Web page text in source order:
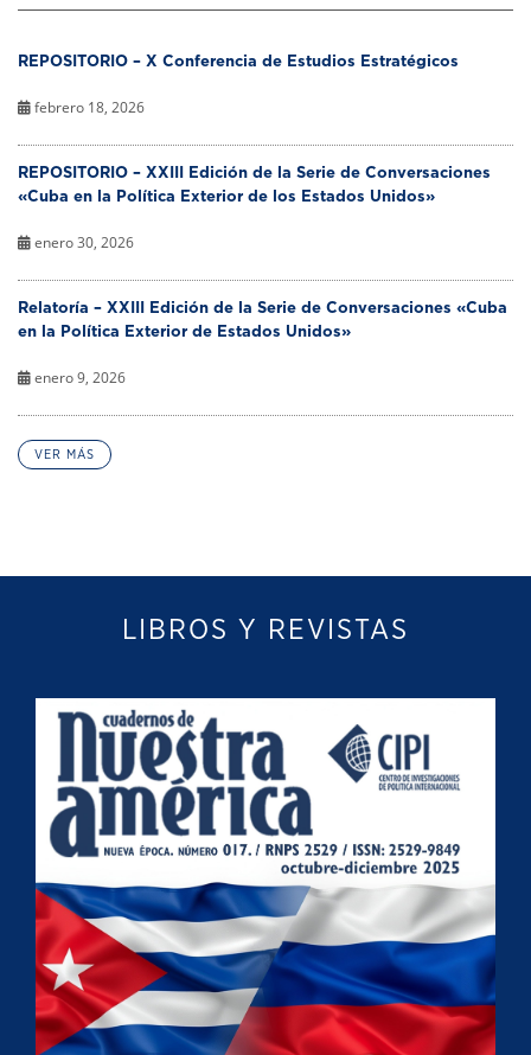
REPOSITORIO – X Conferencia de Estudios Estratégicos
febrero 18, 2026
REPOSITORIO – XXIII Edición de la Serie de Conversaciones
«Cuba en la Política Exterior de los Estados Unidos»
enero 30, 2026
Relatoría – XXIII Edición de la Serie de Conversaciones «Cuba
en la Política Exterior de Estados Unidos»
enero 9, 2026
VER MÁS
LIBROS Y REVISTAS